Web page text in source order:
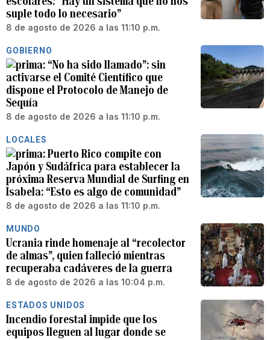
suple todo lo necesario”
8 de agosto de 2026 a las 11:10 p.m.
GOBIERNO
“No ha sido llamado”: sin
activarse el Comité Científico que
dispone el Protocolo de Manejo de
Sequía
8 de agosto de 2026 a las 11:10 p.m.
LOCALES
Puerto Rico compite con
Japón y Sudáfrica para establecer la
próxima Reserva Mundial de Surfing en
Isabela: “Esto es algo de comunidad”
8 de agosto de 2026 a las 11:10 p.m.
MUNDO
Ucrania rinde homenaje al “recolector
de almas”, quien falleció mientras
recuperaba cadáveres de la guerra
8 de agosto de 2026 a las 10:04 p.m.
ESTADOS UNIDOS
Incendio forestal impide que los
equipos lleguen al lugar donde se